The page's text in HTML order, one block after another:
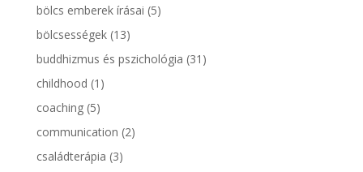
bölcs emberek írásai (5)
bölcsességek(13)
buddhizmus és pszichológia (31)
childhood (1)
coaching(5)
communication (2)
családterápia (3)